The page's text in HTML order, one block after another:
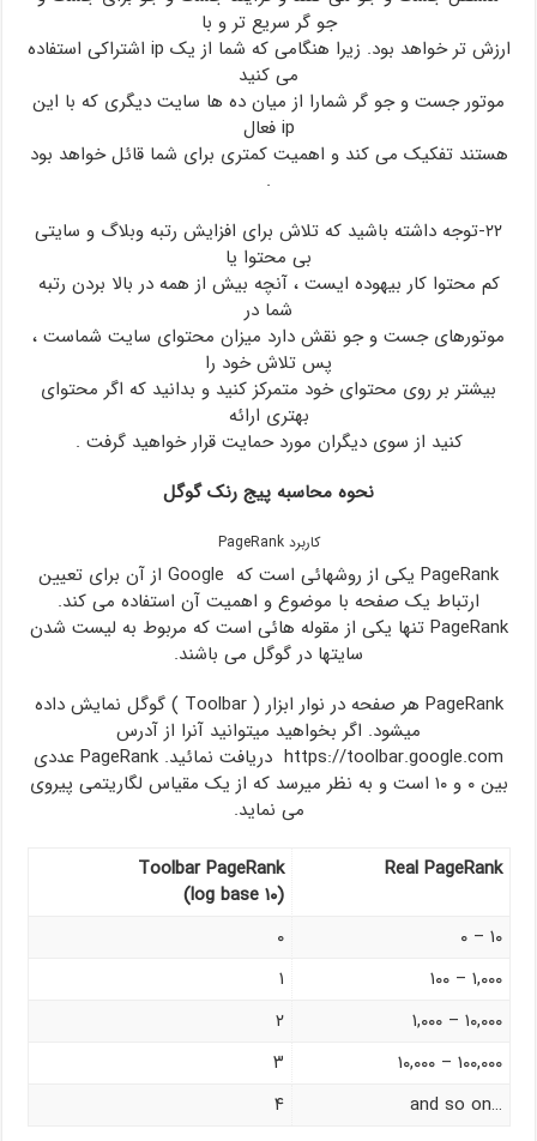
جو گر سریع تر و با
ارزش تر خواهد بود. زیرا هنگامی که شما از یک ip اشتراکی استفاده
می کنید
موتور جست و جو گر شمارا از میان ده ها سایت دیگری که با این
ip فعال
هستند تفکیک می کند و اهمیت کمتری برای شما قائل خواهد بود
.
۲۲-توجه داشته باشید که تلاش برای افزایش رتبه وبلاگ و سایتی
بی محتوا یا
کم محتوا کار بیهوده ایست ، آنچه بیش از همه در بالا بردن رتبه
شما در
موتورهای جست و جو نقش دارد میزان محتوای سایت شماست ،
پس تلاش خود را
بیشتر بر روی محتوای خود متمرکز کنید و بدانید که اگر محتوای
بهتری ارائه
کنید از سوی دیگران مورد حمایت قرار خواهید گرفت .
نحوه محاسبه پیج رنک گوگل
کاربرد PageRank
PageRank یکی از روشهائی است که Google‌ از آن برای تعیین
ارتباط یک صفحه با موضوع و اهمیت آن استفاده می کند.
PageRank تنها یکی از مقوله هائی است که مربوط به لیست شدن
سایتها در گوگل می باشند.
PageRank هر صفحه در نوار ابزار ( Toolbar ) گوگل نمایش داده
میشود. اگر بخواهید میتوانید آنرا از آدرس
https://toolbar.google.com دریافت نمائید. PageRank عددی
بین ۰ و ۱۰ است و به نظر میرسد که از یک مقیاس لگاریتمی پیروی
می نماید.
Toolbar PageRank
(log base ۱۰)
Real PageRank
۰
۰ – ۱۰
۱
۱۰۰ – ۱,۰۰۰
۲
۱,۰۰۰ – ۱۰,۰۰۰
۳
۱۰,۰۰۰ – ۱۰۰,۰۰۰
۴
and so on…